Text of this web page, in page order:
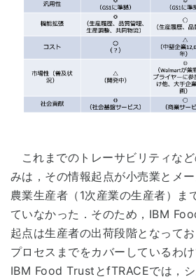
これまでのトレーサビリティな
みは，その情報起点が小売業とメ
農業生産者（1次産業の生産者）ま
ていなかった．そのため，IBM
起点は生産者の出荷段階となって
プロセスまでをカバーしているわ
IBM Food TrustとfTRACEでは，